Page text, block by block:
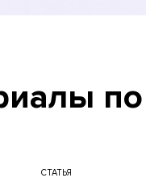
СТАТЬЯ